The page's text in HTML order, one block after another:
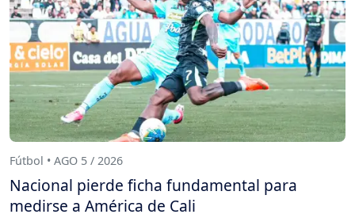
Fútbol • AGO 5 / 2026
Nacional pierde ficha fundamental para
medirse a América de Cali